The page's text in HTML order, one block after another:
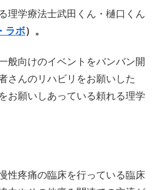
理学療法士武田くん・樋口くん
ラボ）。
般向けのイベントをバンバン開
さんのリハビリをお願いした
お願いしあっている頼れる理学
性疼痛の臨床を行っている臨床